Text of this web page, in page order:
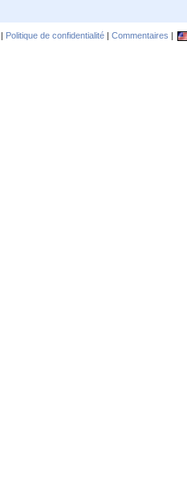
| Politique de confidentialité | Commentaires |